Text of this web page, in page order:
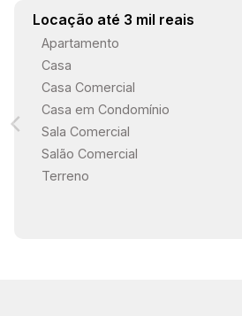
Locação até 3 mil reais
Apartamento
Casa
Casa Comercial
Casa em Condomínio
Sala Comercial
Salão Comercial
Terreno